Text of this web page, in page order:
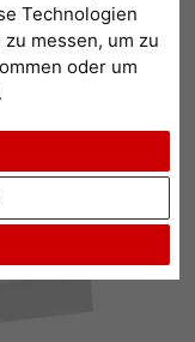
Technologien
messen, um zu
oder um